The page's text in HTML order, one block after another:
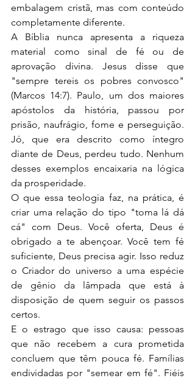
embalagem cristã, mas com conteúdo
completamente diferente.
A Bíblia nunca apresenta a riqueza
material como sinal de fé ou de
aprovação divina. Jesus disse que
"sempre tereis os pobres convosco"
(Marcos 14:7). Paulo, um dos maiores
apóstolos da história, passou por
prisão, naufrágio, fome e perseguição.
Jó, que era descrito como íntegro
diante de Deus, perdeu tudo. Nenhum
desses exemplos encaixaria na lógica
da prosperidade.
O que essa teologia faz, na prática, é
criar uma relação do tipo "toma lá dá
cá" com Deus. Você oferta, Deus é
obrigado a te abençoar. Você tem fé
suficiente, Deus precisa agir. Isso reduz
o Criador do universo a uma espécie
de gênio da lâmpada que está à
disposição de quem seguir os passos
certos.
E o estrago que isso causa: pessoas
que não recebem a cura prometida
concluem que têm pouca fé. Famílias
endividadas por "semear em fé". Fiéis